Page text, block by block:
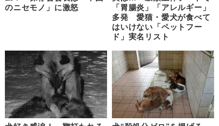
のニセモノ」に激怒
「胃腸炎」「アレルギー」
多発 愛猫・愛犬が食べて
はいけない「ペットフー
ド」実名リスト